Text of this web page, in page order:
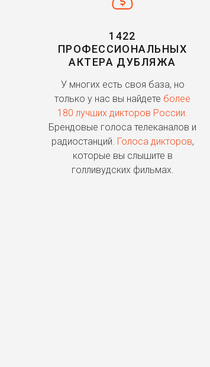
1422
ПРОФЕССИОНАЛЬНЫХ
АКТЕРА ДУБЛЯЖА
У многих есть своя база, но
только у нас вы найдете более
180 лучших дикторов России.
Брендовые голоса телеканалов и
радиостанций. Голоса дикторов,
которые вы слышите в
голливудских фильмах.